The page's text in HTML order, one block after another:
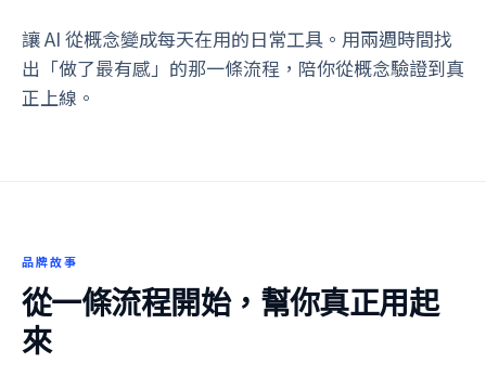
讓 AI 從概念變成每天在用的日常工具。用兩週時間找
出「做了最有感」的那一條流程，陪你從概念驗證到真
正上線。
品牌故事
從一條流程開始，幫你真正用起
來